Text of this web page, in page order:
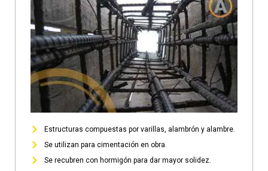
Estructuras compuestas por varillas, alambrón y alambre.
Se utilizan para cimentación en obra.
Se recubren con hormigón para dar mayor solidez.